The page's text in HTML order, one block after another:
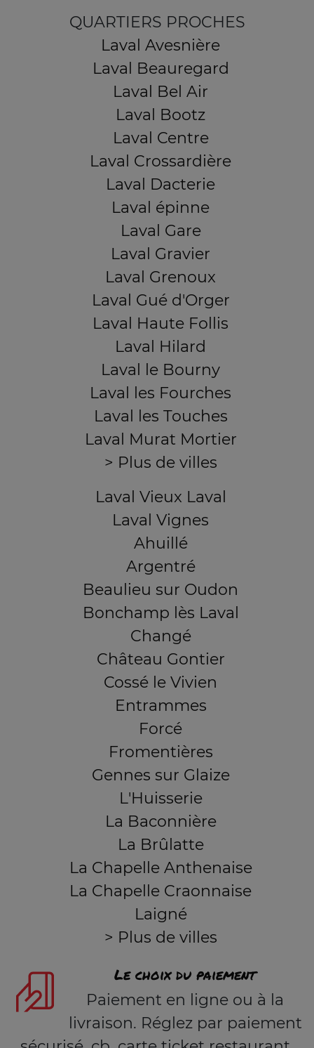
QUARTIERS PROCHES
Laval Avesnière
Laval Beauregard
Laval Bel Air
Laval Bootz
Laval Centre
Laval Crossardière
Laval Dacterie
Laval épinne
Laval Gare
Laval Gravier
Laval Grenoux
Laval Gué d'Orger
Laval Haute Follis
Laval Hilard
Laval le Bourny
Laval les Fourches
Laval les Touches
Laval Murat Mortier
> Plus de villes
Laval Vieux Laval
Laval Vignes
Ahuillé
Argentré
Beaulieu sur Oudon
Bonchamp lès Laval
Changé
Château Gontier
Cossé le Vivien
Entrammes
Forcé
Fromentières
Gennes sur Glaize
L'Huisserie
La Baconnière
La Brûlatte
La Chapelle Anthenaise
La Chapelle Craonnaise
Laigné
> Plus de villes
Le choix du paiement
Paiement en ligne ou à la
livraison. Réglez par paiement